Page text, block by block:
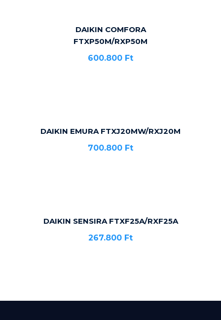
DAIKIN COMFORA
FTXP50M/RXP50M
600.800 Ft
DAIKIN EMURA FTXJ20MW/RXJ20M
700.800 Ft
DAIKIN SENSIRA FTXF25A/RXF25A
267.800 Ft